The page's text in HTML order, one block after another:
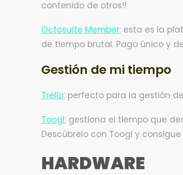
contenido de otros!!
Octosuite Member:esta es la
de tiempo brutal. Pago único y
Gestión de mi tiempo
Trello:perfecto para la gestión
Toogl:gestiona el tiempo que
Descúbrelo con Toogl y
HARDWARE